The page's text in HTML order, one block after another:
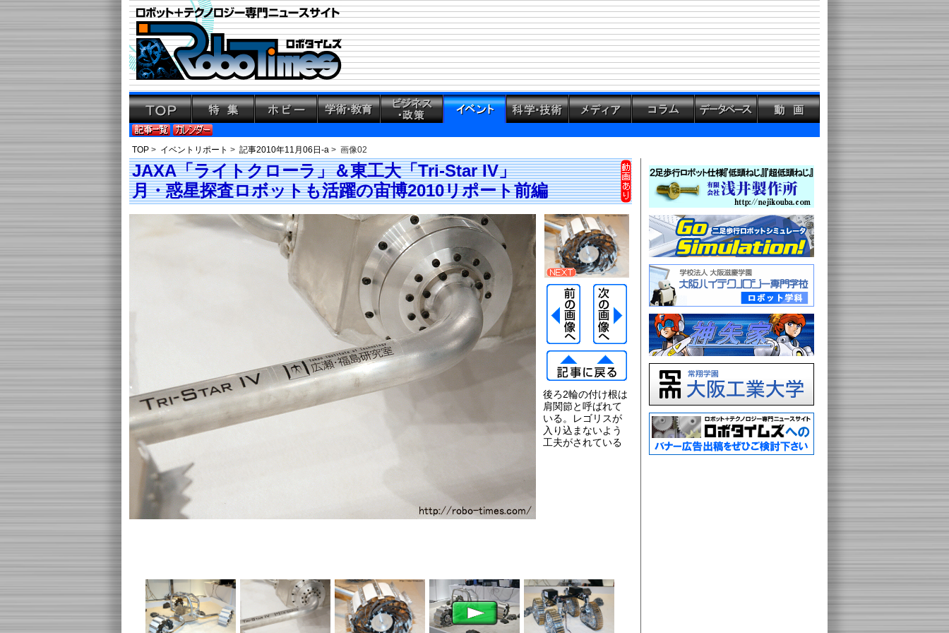
TOP > イベントリポート > 記事2010年11月06日-a > 画像02
JAXA「ライトクローラ」＆東工大「Tri-Star IV」
月・惑星探査ロボットも活躍の宙博2010リポート前編
後ろ2輪の付け根は
肩関節と呼ばれて
いる。レゴリスが
入り込まないよう
工夫がされている